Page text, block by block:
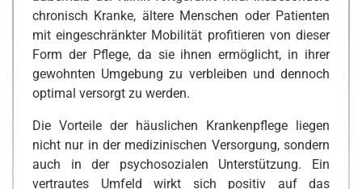
chronisch Kranke, ältere Menschen oder Patienten
mit eingeschränkter Mobilität profitieren von dieser
Form der Pflege, da sie ihnen ermöglicht, in ihrer
gewohnten Umgebung zu verbleiben und dennoch
optimal versorgt zu werden.
Die Vorteile der häuslichen Krankenpflege liegen
nicht nur in der medizinischen Versorgung, sondern
auch in der psychosozialen Unterstützung. Ein
vertrautes Umfeld wirkt sich positiv auf das